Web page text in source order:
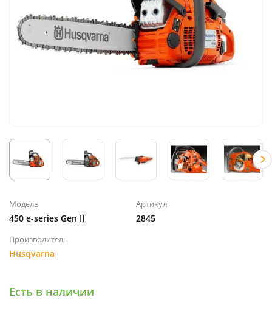
Модель
450 e-series Gen II
Артикул
2845
Производитель
Husqvarna
Есть в наличии